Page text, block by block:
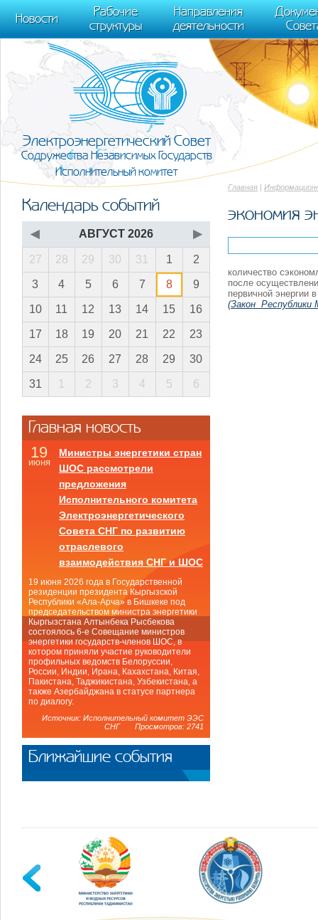
m[i].l=1*new Date(); for (var j = 0; j < document.scripts.length; j++) {if
[0],k.async=1,k.src=r,a.parentNode.insertBefore(k,a)}) (window,
trackLinks:true, accurateTrackBounce:true });
Новости
Рабочие
структуры
Направления
деятельности
Электроэнергетический Совет
Содружества Независимых Государств
Исполнительный комитет
Главная |
экономия
количество
после
первичной энергии
(Закон
Календарь событий
◀ АВГУСТ 2026 ▶
27 28 29 30 31 1 2
3 4 5 6 7 8 9
10 11 12 13 14 15 16
17 18 19 20 21 22 23
24 25 26 27 28 29 30
31 1 2 3 4 5 6
Главная новость
19
июня
Министры энергетики стран
ШОС рассмотрели
предложения
Исполнительного комитета
Электроэнергетического
Совета СНГ по развитию
отраслевого
взаимодействия СНГ и ШОС
19 июня 2026 года в Государственной
резиденции президента Кыргызской
Республики «Ала-Арча» в Бишкеке под
председательством министра энергетики
Кыргызстана Алтынбека Рысбекова
состоялось 6-е Совещание министров
энергетики государств-членов ШОС, в
котором приняли участие руководители
профильных ведомств Белоруссии,
России, Индии, Ирана, Кахахстана, Китая,
Пакистана, Таджикистана, Узбекистана, а
также Азербайджана в статусе партнера
по диалогу.
Источник: Исполнительный комитет ЭЭС
СНГ Просмотров: 2741
Ближайшие события